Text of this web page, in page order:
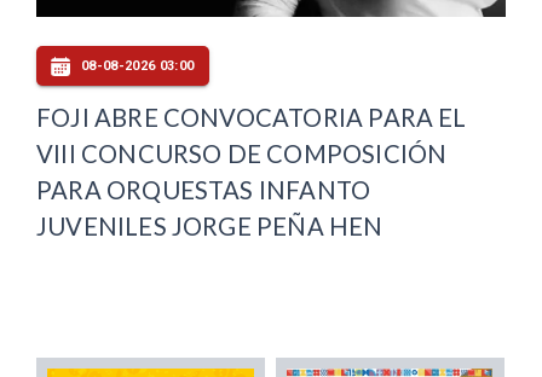
08-08-2026 03:00
FOJI ABRE CONVOCATORIA PARA EL
VIII CONCURSO DE COMPOSICIÓN
PARA ORQUESTAS INFANTO
JUVENILES JORGE PEÑA HEN